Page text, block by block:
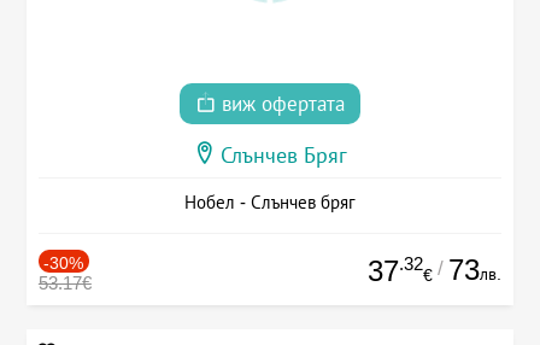
виж офертата
Слънчев Бряг
Нобел - Слънчев бряг
-30%
53.17€ 37.32
€ / 73лв.